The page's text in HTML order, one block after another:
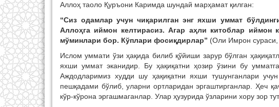
Аллоҳ таоло Қуръони Каримда шундай марҳамат қилган:
“Сиз одамлар учун чиқарилган энг яхши уммат
Аллоҳга иймон келтирасиз. Агар аҳли китоблар иймон
мўминлари бор. Кўплари фосиқдирлар” (Оли Имрон сураси,
Ислом уммати ўзи ҳақида билиб қўйиши зарур бўлган
яхши уммат эканидир. Бу ҳақиқатни ҳозир ўзини бу
Аждодларимиз худди шу ҳақиқатни яхши тушунганлари
пешқадами бўлиб, уларни ортларидан эргаштирганлар. Ҳеч
кўр-кўрона эргашмаганлар. Улар ҳузурида ўзларини хору зор